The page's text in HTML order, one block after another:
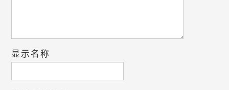
显示名称